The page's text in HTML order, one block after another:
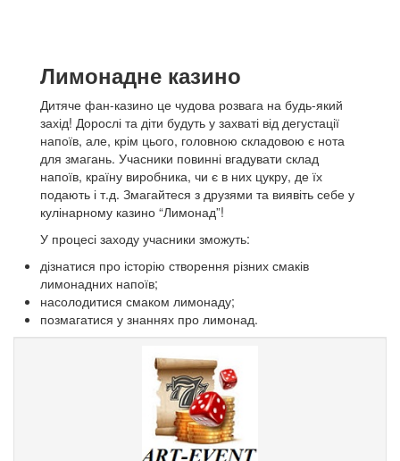
Лимонадне казино
Дитяче фан-казино це чудова розвага на будь-який
захід! Дорослі та діти будуть у захваті від дегустації
напоїв, але, крім цього, головною складовою є нота
для змагань. Учасники повинні вгадувати склад
напоїв, країну виробника, чи є в них цукру, де їх
подають і т.д. Змагайтеся з друзями та виявіть себе у
кулінарному казино “Лимонад”!
У процесі заходу учасники зможуть:
дізнатися про історію створення різних смаків
лимонадних напоїв;
насолодитися смаком лимонаду;
позмагатися у знаннях про лимонад.